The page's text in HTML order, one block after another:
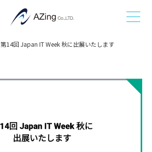
第14回 Japan IT Week 秋に出展いたします